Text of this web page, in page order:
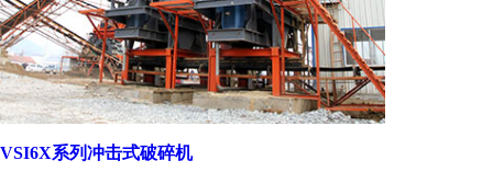
VSI6X系列冲击式破碎机